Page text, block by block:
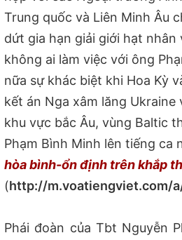
Trung quốc và Liên Minh Âu
dứt gia hạn giải giới hạt nhân
không ai làm việc với ông
nữa sự khác biệt khi Hoa Kỳ
kết án Nga xâm lăng Ukraine
khu vực bắc Âu, vùng Baltic
Phạm Bình Minh lên tiếng ca
hòa bình-ổn định trên khắp
(http://m.voatiengviet.com/
Phái đoàn của Tbt Nguyễn